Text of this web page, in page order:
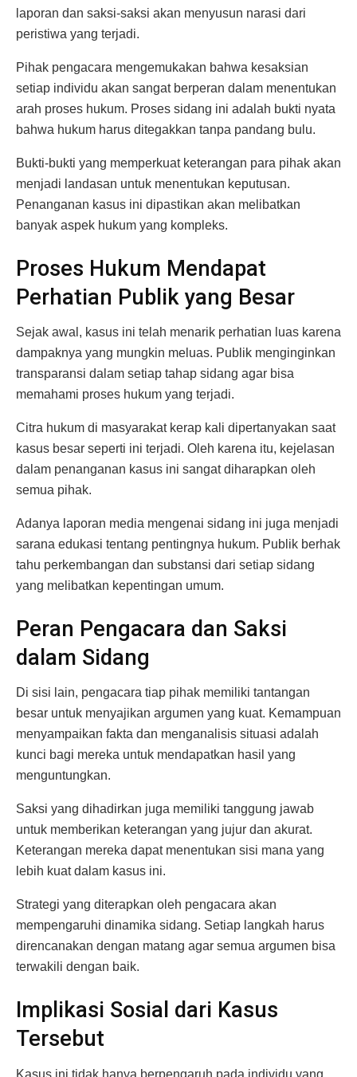
laporan dan saksi-saksi akan menyusun narasi dari
peristiwa yang terjadi.
Pihak pengacara mengemukakan bahwa kesaksian
setiap individu akan sangat berperan dalam menentukan
arah proses hukum. Proses sidang ini adalah bukti nyata
bahwa hukum harus ditegakkan tanpa pandang bulu.
Bukti-bukti yang memperkuat keterangan para pihak akan
menjadi landasan untuk menentukan keputusan.
Penanganan kasus ini dipastikan akan melibatkan
banyak aspek hukum yang kompleks.
Proses Hukum Mendapat
Perhatian Publik yang Besar
Sejak awal, kasus ini telah menarik perhatian luas karena
dampaknya yang mungkin meluas. Publik menginginkan
transparansi dalam setiap tahap sidang agar bisa
memahami proses hukum yang terjadi.
Citra hukum di masyarakat kerap kali dipertanyakan saat
kasus besar seperti ini terjadi. Oleh karena itu, kejelasan
dalam penanganan kasus ini sangat diharapkan oleh
semua pihak.
Adanya laporan media mengenai sidang ini juga menjadi
sarana edukasi tentang pentingnya hukum. Publik berhak
tahu perkembangan dan substansi dari setiap sidang
yang melibatkan kepentingan umum.
Peran Pengacara dan Saksi
dalam Sidang
Di sisi lain, pengacara tiap pihak memiliki tantangan
besar untuk menyajikan argumen yang kuat. Kemampuan
menyampaikan fakta dan menganalisis situasi adalah
kunci bagi mereka untuk mendapatkan hasil yang
menguntungkan.
Saksi yang dihadirkan juga memiliki tanggung jawab
untuk memberikan keterangan yang jujur dan akurat.
Keterangan mereka dapat menentukan sisi mana yang
lebih kuat dalam kasus ini.
Strategi yang diterapkan oleh pengacara akan
mempengaruhi dinamika sidang. Setiap langkah harus
direncanakan dengan matang agar semua argumen bisa
terwakili dengan baik.
Implikasi Sosial dari Kasus
Tersebut
Kasus ini tidak hanya berpengaruh pada individu yang